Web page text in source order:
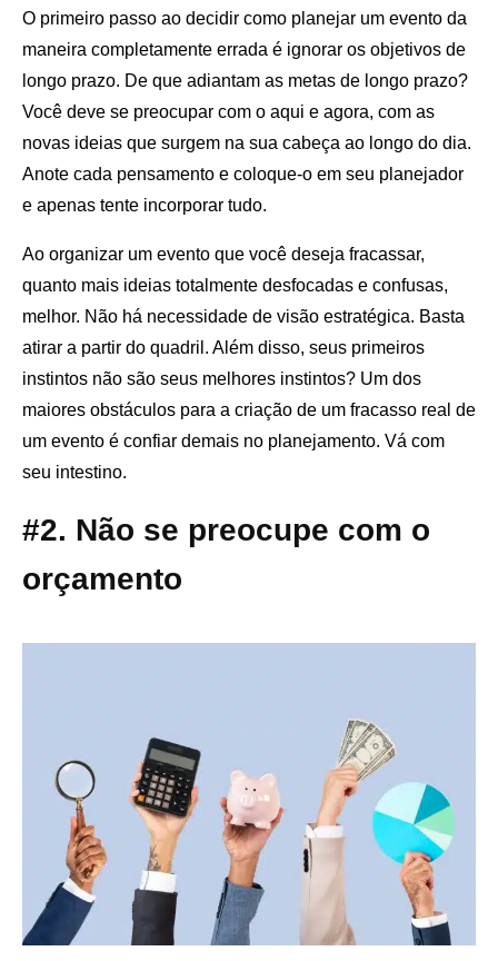
O primeiro passo ao decidir como planejar um evento da
maneira completamente errada é ignorar os objetivos de
longo prazo. De que adiantam as metas de longo prazo?
Você deve se preocupar com o aqui e agora, com as
novas ideias que surgem na sua cabeça ao longo do dia.
Anote cada pensamento e coloque-o em seu planejador
e apenas tente incorporar tudo.
Ao organizar um evento que você deseja fracassar,
quanto mais ideias totalmente desfocadas e confusas,
melhor. Não há necessidade de visão estratégica. Basta
atirar a partir do quadril. Além disso, seus primeiros
instintos não são seus melhores instintos? Um dos
maiores obstáculos para a criação de um fracasso real de
um evento é confiar demais no planejamento. Vá com
seu intestino.
#2. Não se preocupe com o
orçamento